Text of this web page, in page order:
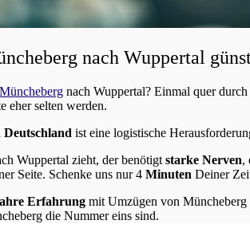
nach Wuppertal
nach Wuppertal? Einmal quer
eher selten werden.
ist eine logistische
Wuppertal zieht, der benötigt starke Nerven,
Seite. Schenke uns nur4 Minuten Deiner
Erfahrung mit Umzügen von Müncheberg
die Nummer eins sind.